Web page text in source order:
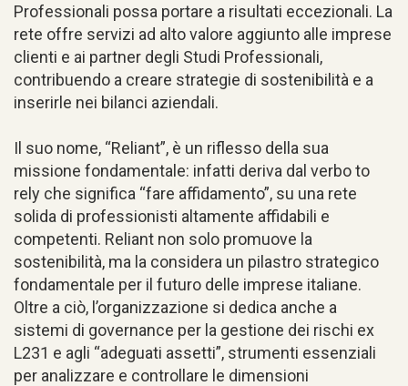
Professionali possa portare a risultati eccezionali. La
rete offre servizi ad alto valore aggiunto alle imprese
clienti e ai partner degli Studi Professionali,
contribuendo a creare strategie di sostenibilità e a
inserirle nei bilanci aziendali.
Il suo nome, “Reliant”, è un riflesso della sua
missione fondamentale: infatti deriva dal verbo to
rely che significa “fare affidamento”, su una rete
solida di professionisti altamente affidabili e
competenti. Reliant non solo promuove la
sostenibilità, ma la considera un pilastro strategico
fondamentale per il futuro delle imprese italiane.
Oltre a ciò, l’organizzazione si dedica anche a
sistemi di governance per la gestione dei rischi ex
L231 e agli “adeguati assetti”, strumenti essenziali
per analizzare e controllare le dimensioni